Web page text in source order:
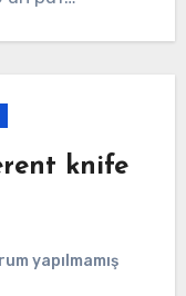
knife
yapılmamış